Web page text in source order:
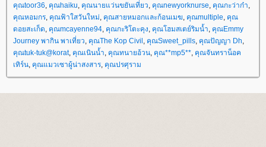
คุณtoor36 คุณhaiku คุณนายแว่นขยันเที่ยว คุณnewyorknurse คุณกะว่าก๋า
คุณหอมกร คุณฟ้าใสวันใหม่ คุณสายหมอกและก้อนเมฆ คุณmultiple คุณ
ดอยสะเก็ด คุณmcayenne94 คุณกะริโตะคุง คุณโฮมสเตย์ริมน้ำ คุณEmmy
Journey พากิน พาเที่ยว คุณThe Kop Civil คุณSweet_pills คุณปัญญา Dh
คุณtuk-tuk@korat, คุณเนินน้ำ คุณทนายอ้วน คุณ**mp5** คุณจันทราน็อค
เทิร์น คุณแมวเซาผู้น่าสงสาร คุณปรศุราม